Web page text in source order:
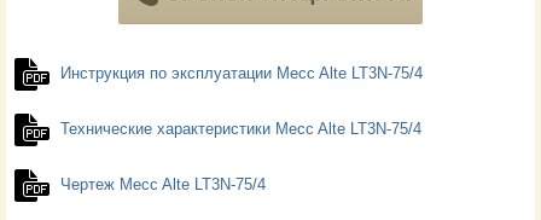
Инструкция по эксплуатации Mecc Alte LT3N-75/4
Технические характеристики Mecc Alte LT3N-75/4
Чертеж Mecc Alte LT3N-75/4